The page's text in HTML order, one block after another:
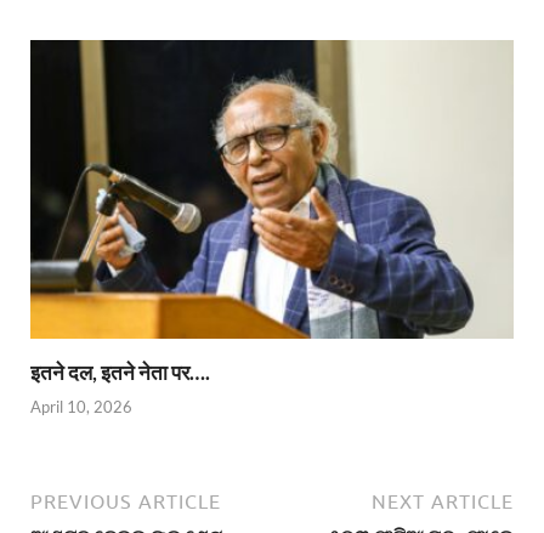
इतने दल, इतने नेता पर….
April 10, 2026
PREVIOUS ARTICLE NEXT ARTICLE